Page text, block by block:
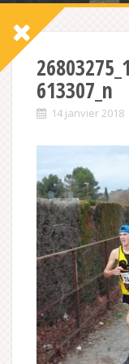
613307_n
14 janvier 2018